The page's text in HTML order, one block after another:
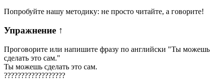
Попробуйте нашу методику: не просто читайте, а говорите!
Упражнение ↑
Проговорите или напишите фразу по английски "Ты можешь
сделать это сам."
Ты можешь сделать это сам.
??????????????????